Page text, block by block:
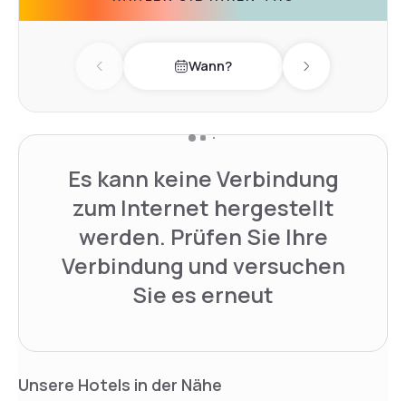
Previous day Wann? Next day
Es kann keine Verbindung
zum Internet hergestellt
werden. Prüfen Sie Ihre
Verbindung und versuchen
Sie es erneut
Unsere Hotels in der Nähe